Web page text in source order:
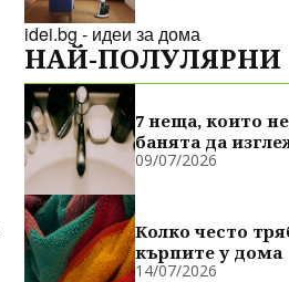
idei.bg - идеи за дома
НАЙ-ПОЛУЛЯРНИ
7 неща, които
банята да
09/07/2026
Колко често
кърпите у дома
14/07/2026